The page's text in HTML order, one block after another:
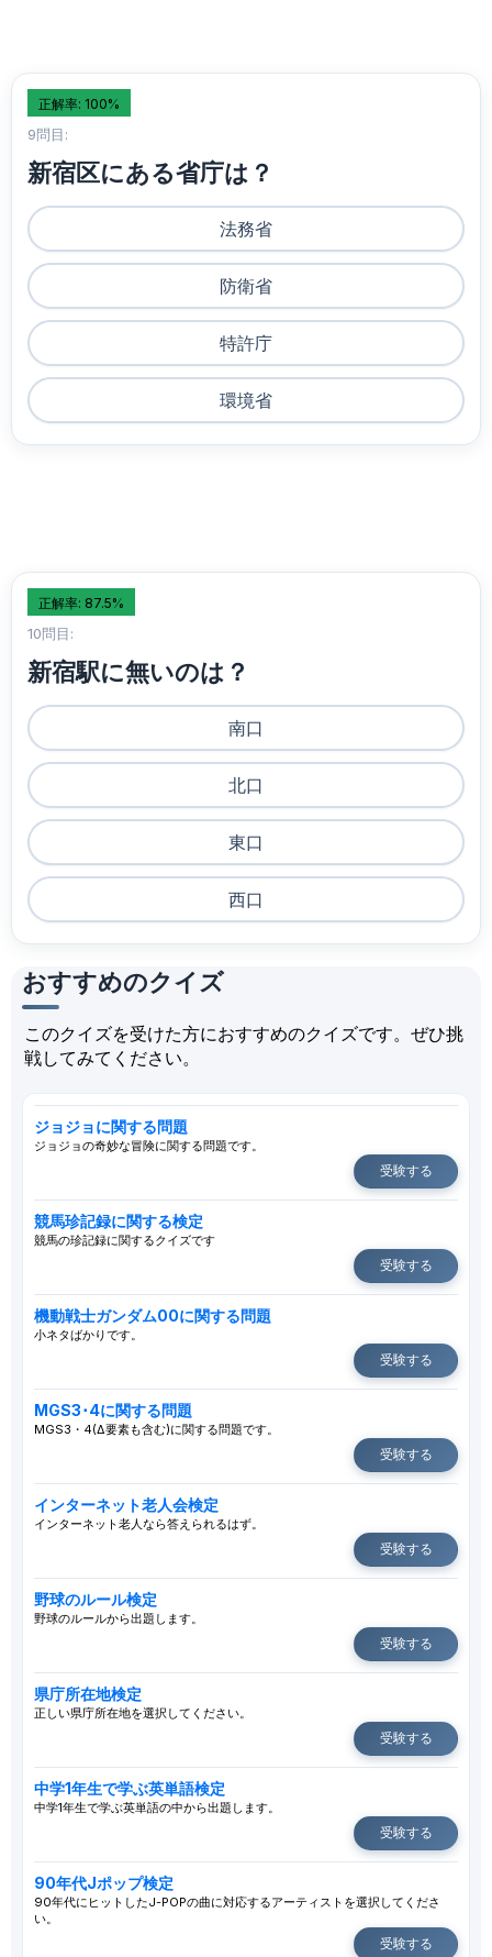
正解率: 100%
9問目:
新宿区にある省庁は？
法務省
防衛省
特許庁
環境省
正解率: 87.5%
10問目:
新宿駅に無いのは？
南口
北口
東口
西口
おすすめのクイズ
このクイズを受けた方におすすめのクイズです。ぜひ挑
戦してみてください。
ジョジョに関する問題
ジョジョの奇妙な冒険に関する問題です。
受験する
競馬珍記録に関する検定
競馬の珍記録に関するクイズです
受験する
機動戦士ガンダム00に関する問題
小ネタばかりです。
受験する
MGS3･4に関する問題
MGS3・4(Δ要素も含む)に関する問題です。
受験する
インターネット老人会検定
インターネット老人なら答えられるはず。
受験する
野球のルール検定
野球のルールから出題します。
受験する
県庁所在地検定
正しい県庁所在地を選択してください。
受験する
中学1年生で学ぶ英単語検定
中学1年生で学ぶ英単語の中から出題します。
受験する
90年代Jポップ検定
90年代にヒットしたJ-POPの曲に対応するアーティストを選択してくださ
い。
受験する